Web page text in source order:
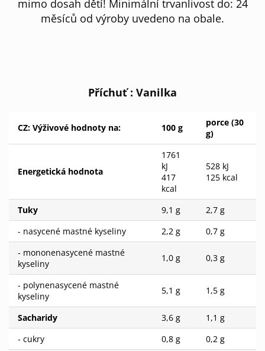
mimo dosah dětí! Minimální trvanlivost do: 24
měsíců od výroby uvedeno na obale.
Příchuť : Vanilka
CZ: Výživové hodnoty na: 100 g
porce (30
g)
Energetická hodnota
1761
kJ
417
kcal
528 kJ
125 kcal
Tuky 9,1 g
2,7 g
- nasycené mastné kyseliny
2,2 g
0,7 g
- mononenasycené mastné
kyseliny
1,0 g 0,3 g
- polynenasycené mastné
kyseliny
5,1 g 1,5 g
Sacharidy 3,6 g
1,1 g
- cukry
0,8 g
0,2 g